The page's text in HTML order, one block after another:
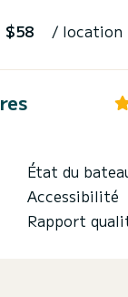
$58 / location
État du
Accessibilité
Rapport